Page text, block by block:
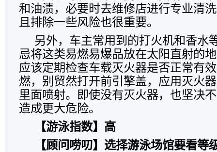
和油渍，必要时去维修店进行专业清
且排除一些风险也很重要。
另外，车主常用到的打火机和香水
忌将这类易燃易爆品放在太阳直射的
应该定期检查车载灭火器是否正常有
燃，别贸然打开前引擎盖，应用灭火
里面喷射。即使没有灭火器，也坚决
造成更大危险。
【游泳指数】高
【顾问唠叨】选择游泳场馆要看等